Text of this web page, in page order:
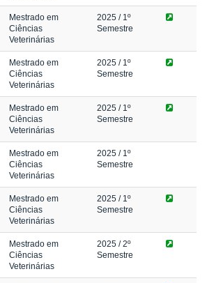
Mestrado em
Ciências
Veterinárias
2025 / 1º
Semestre
Mestrado em
Ciências
Veterinárias
2025 / 1º
Semestre
Mestrado em
Ciências
Veterinárias
2025 / 1º
Semestre
Mestrado em
Ciências
Veterinárias
2025 / 1º
Semestre
Mestrado em
Ciências
Veterinárias
2025 / 1º
Semestre
Mestrado em
Ciências
Veterinárias
2025 / 2º
Semestre